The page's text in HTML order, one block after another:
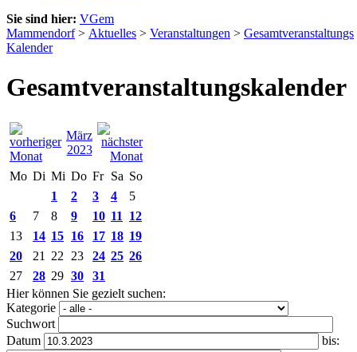
Sie sind hier: VGem
Mammendorf> Aktuelles > Veranstaltungen > Gesamtveranstaltungs
Kalender
Gesamtveranstaltungskalender
März
2023
Mo Di Mi Do Fr Sa So
1
2 3 4
5
6
7 8 9 10 11
12
13
14 15 16 17 18 19
20
21 22 23 24 25 26
27
28 29 30
31
Hier können Sie gezielt suchen:
Kategorie
Suchwort
Datum
bis: